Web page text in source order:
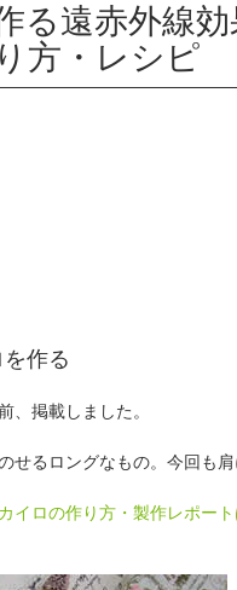
る遠赤外線
方・レシピ
作る
、掲載しました。
せるロングなもの。今回も
イロの作り方・製作レポー